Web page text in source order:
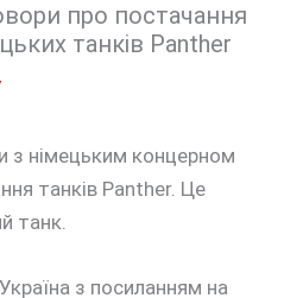
про постачання
танків Panther
з німецьким концерном
танків Panther. Це
танк.
з посиланням на